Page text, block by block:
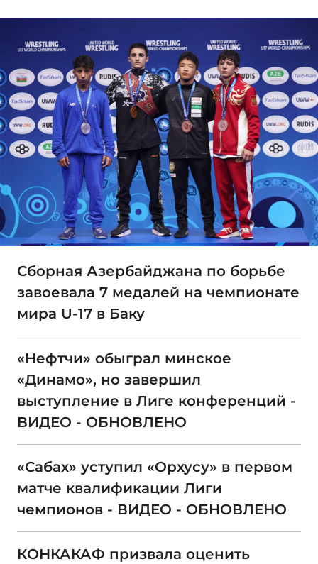
Сборная Азербайджана по борьбе
завоевала 7 медалей на чемпионате
мира U-17 в Баку
«Нефтчи» обыграл минское
«Динамо», но завершил
выступление в Лиге конференций -
ВИДЕО - ОБНОВЛЕНО
«Сабах» уступил «Орхусу» в первом
матче квалификации Лиги
чемпионов - ВИДЕО - ОБНОВЛЕНО
КОНКАКАФ призвала оценить